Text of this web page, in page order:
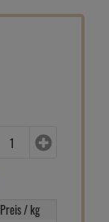
Preis / kg